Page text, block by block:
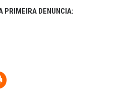
PRIMEIRA DENUNCIA: